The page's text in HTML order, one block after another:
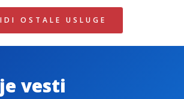
OSTALE USLUGE
vesti